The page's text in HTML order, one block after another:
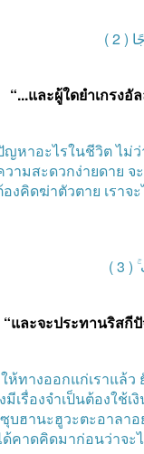
( 2 )
“...และผู้ใดยำเกรงอั
ญหาอะไรในชีวิตไม่
ามสะดวกง่ายดาย จ
งคิดฆ่าตัวตาย เราจ
( 3 )
“และจะประทานริสกี
างออกแก่เราแล้ว
เรื่องจำเป็นต้องใช้เ
ซุบฮานะฮูวะตะอาลาอ
ด้คาดคิดมาก่อนว่าจะ